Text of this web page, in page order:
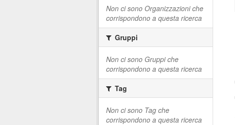
Non ci sono Organizzazioni che
corrispondono a questa ricerca
Gruppi
Non ci sono Gruppi che
corrispondono a questa ricerca
Tag
Non ci sono Tag che
corrispondono a questa ricerca